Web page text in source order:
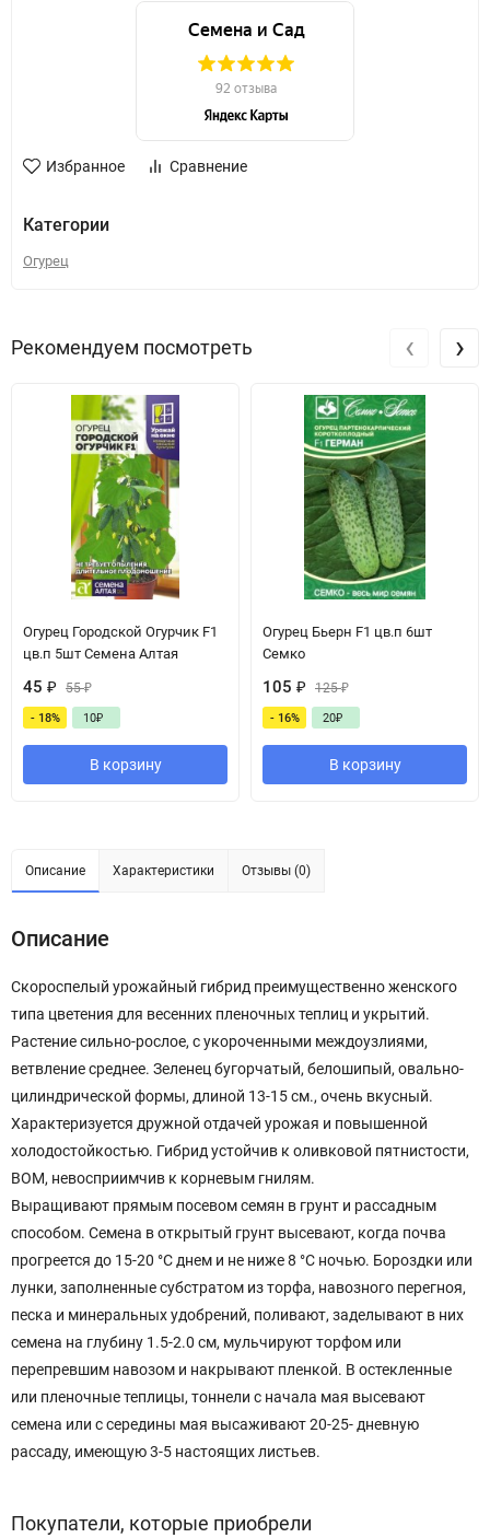
Избранное Сравнение
Категории
Огурец
Рекомендуем посмотреть
Огурец Городской Огурчик F1
цв.п 5шт Семена Алтая
45 ₽ 55₽
- 18% 10₽
В корзину
Огурец Бьерн F1 цв.п 6шт
Семко
105 ₽ 125₽
- 16% 20₽
В корзину
‹ ›
Описание Характеристики Отзывы (0)
Описание
Скороспелый урожайный гибрид преимущественно женского
типа цветения для весенних пленочных теплиц и укрытий.
Растение сильно-рослое, с укороченными междоузлиями,
ветвление среднее. Зеленец бугорчатый, белошипый, овально-
цилиндрической формы, длиной 13-15 см., очень вкусный.
Характеризуется дружной отдачей урожая и повышенной
холодостойкостью. Гибрид устойчив к оливковой пятнистости,
ВОМ, невосприимчив к корневым гнилям.
Выращивают прямым посевом семян в грунт и рассадным
способом. Семена в открытый грунт высевают, когда почва
прогреется до 15-20 °C днем и не ниже 8 °C ночью. Бороздки или
лунки, заполненные субстратом из торфа, навозного перегноя,
песка и минеральных удобрений, поливают, заделывают в них
семена на глубину 1.5-2.0 см, мульчируют торфом или
перепревшим навозом и накрывают пленкой. В остекленные
или пленочные теплицы, тоннели с начала мая высевают
семена или с середины мая высаживают 20-25- дневную
рассаду, имеющую 3-5 настоящих листьев.
Покупатели, которые приобрели